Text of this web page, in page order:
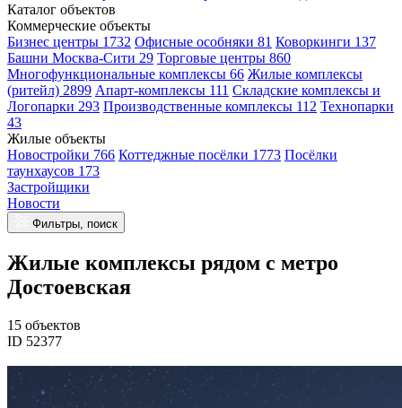
Каталог объектов
Коммерческие объекты
Бизнес центры 1732 Офисные особняки 81 Коворкинги 137
Башни Москва-Сити 29 Торговые центры 860
Многофункциональные комплексы 66 Жилые комплексы
(ритейл) 2899 Апарт-комплексы 111 Складские комплексы и
Логопарки 293 Производственные комплексы 112 Технопарки
43
Жилые объекты
Новостройки 766 Коттеджные посёлки 1773 Посёлки
таунхаусов 173
Застройщики
Новости
Фильтры, поиск
Жилые комплексы рядом с метро
Достоевская
15 объектов
ID 52377